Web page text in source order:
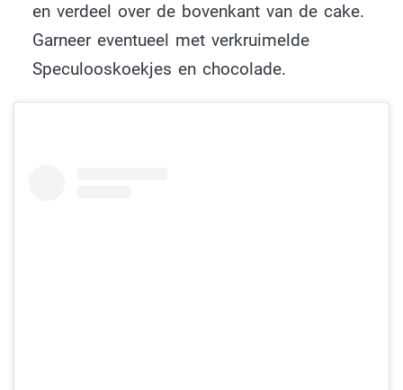
en verdeel over de bovenkant van de cake.
Garneer eventueel met verkruimelde
Speculooskoekjes en chocolade.